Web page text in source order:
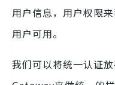
用户信息，用户权限
用户可用。
我们可以将统一认证